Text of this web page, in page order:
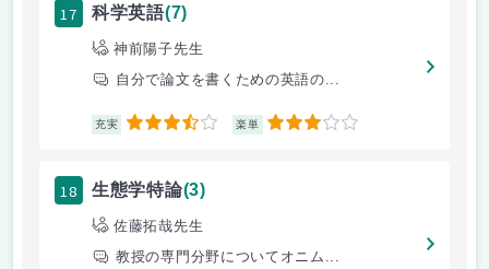
17 科学英語(7)
神前陽子先生
自分で論文を書くための英語の...
充実 3.5 楽単 3
18 生態学特論(3)
佐藤拓哉先生
教授の専門分野についてオニム...